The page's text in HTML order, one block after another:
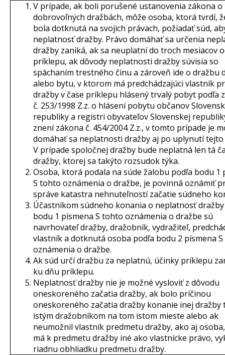
V prípade, ak boli porušené ustanovenia zákona o
dobrovoľných dražbách, môže osoba, ktorá tvrdí,
bola dotknutá na svojich právach, požiadať súd,
neplatnosť dražby. Právo domáhať sa určenia
dražby zaniká, ak sa neuplatní do troch mesiacov
príklepu, ak dôvody neplatnosti dražby súvisia so
spáchaním trestného činu a zároveň ide o dražbu
alebo bytu, v ktorom má predchádzajúci vlastník
dražby v čase príklepu hlásený trvalý pobyt podľa
č. 253/1998 Z.z. o hlásení pobytu občanov
republiky a registri obyvateľov Slovenskej
znení zákona č. 454/2004 Z.z., v tomto prípade je
domáhať sa neplatnosti dražby aj po uplynutí
V prípade spoločnej dražby bude neplatná len tá
dražby, ktorej sa takýto rozsudok týka.
Osoba, ktorá podala na súde žalobu podľa bodu 1
S tohto oznámenia o dražbe, je povinná oznámiť
správe katastra nehnuteľností začatie súdneho
Účastníkom súdneho konania o neplatnosť
bodu 1 písmena S tohto oznámenia o dražbe sú
navrhovateľ dražby, dražobník, vydražiteľ,
vlastník a dotknutá osoba podľa bodu 2 písmena
oznámenia o dražbe.
Ak súd určí dražbu za neplatnú, účinky príklepu
ku dňu príklepu.
Neplatnosť dražby nie je možné vysloviť z dôvodu
oneskoreného začatia dražby, ak bolo príčinou
oneskoreného začatia dražby konanie inej dražby
istým dražobníkom na tom istom mieste alebo ak
neumožnil vlastník predmetu dražby, ako aj
má k predmetu dražby iné ako vlastnícke právo,
riadnu obhliadku predmetu dražby.